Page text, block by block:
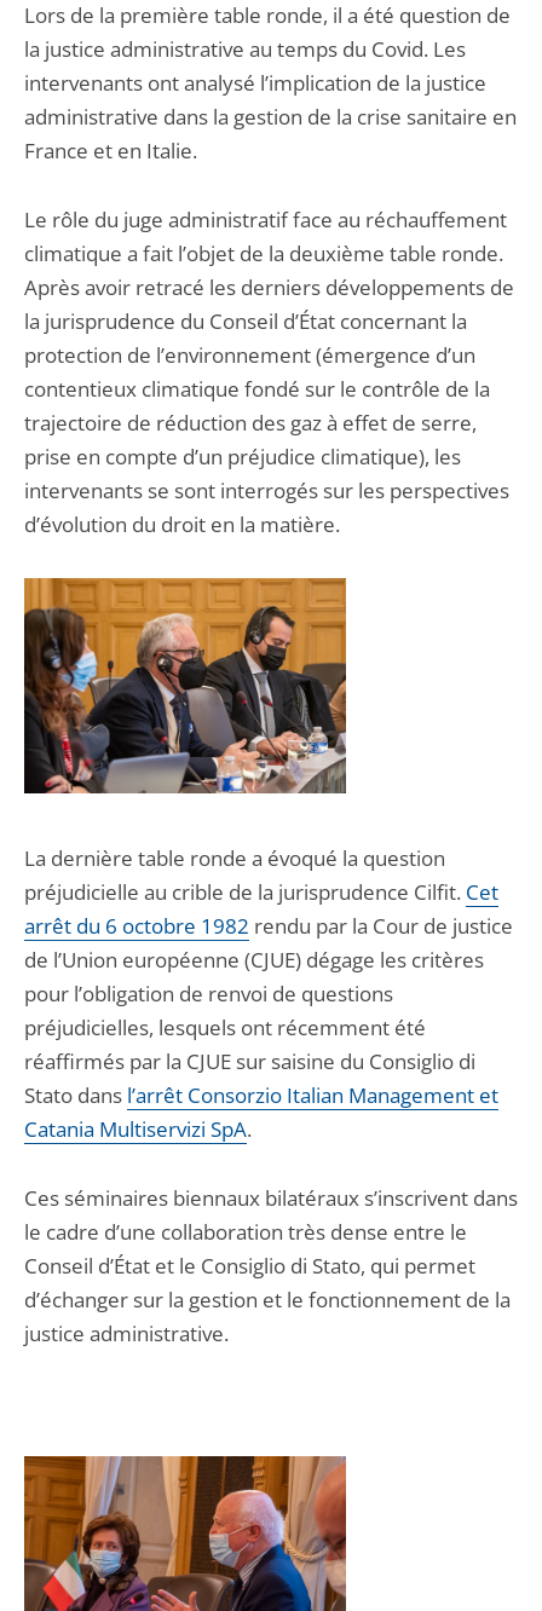
Lors de la première table ronde, il a été question de
la justice administrative au temps du Covid. Les
intervenants ont analysé l’implication de la justice
administrative dans la gestion de la crise sanitaire en
France et en Italie.
Le rôle du juge administratif face au réchauffement
climatique a fait l’objet de la deuxième table ronde.
Après avoir retracé les derniers développements de
la jurisprudence du Conseil d’État concernant la
protection de l’environnement (émergence d’un
contentieux climatique fondé sur le contrôle de la
trajectoire de réduction des gaz à effet de serre,
prise en compte d’un préjudice climatique), les
intervenants se sont interrogés sur les perspectives
d’évolution du droit en la matière.
La dernière table ronde a évoqué la question
préjudicielle au crible de la jurisprudence Cilfit. Cet
arrêt du 6 octobre 1982 rendu par la Cour de justice
de l’Union européenne (CJUE) dégage les critères
pour l’obligation de renvoi de questions
préjudicielles, lesquels ont récemment été
réaffirmés par la CJUE sur saisine du Consiglio di
Stato dans l’arrêt Consorzio Italian Management et
Catania Multiservizi SpA.
Ces séminaires biennaux bilatéraux s’inscrivent dans
le cadre d’une collaboration très dense entre le
Conseil d’État et le Consiglio di Stato, qui permet
d’échanger sur la gestion et le fonctionnement de la
justice administrative.